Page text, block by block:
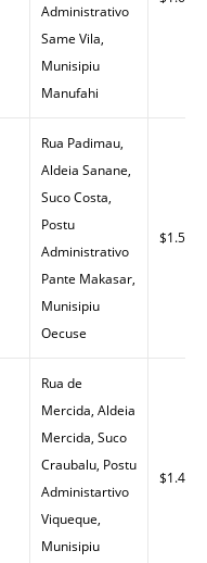
Administrativo
Same Vila,
Munisipiu
Manufahi
Rua Padimau,
Aldeia Sanane,
Suco Costa,
Postu
Administrativo
Pante Makasar,
Munisipiu
Oecuse
$1.55
Rua de
Mercida, Aldeia
Mercida, Suco
Craubalu, Postu
Administartivo
Viqueque,
Munisipiu
$1.43